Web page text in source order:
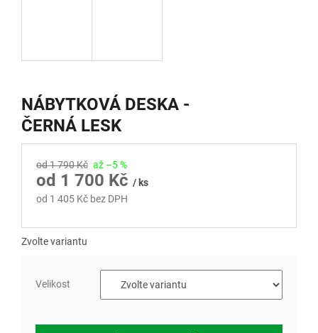
NÁBYTKOVÁ DESKA -
ČERNÁ LESK
od 1 790 Kč až –5 %
od 1 700 Kč / ks
od 1 405 Kč bez DPH
Zvolte variantu
Velikost